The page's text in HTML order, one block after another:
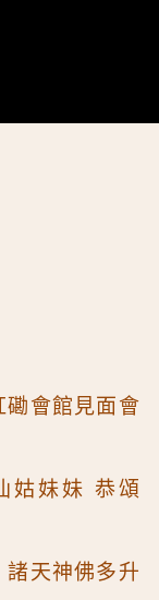
磡會館見面會
姑妹妹 恭頌
諸天神佛多升